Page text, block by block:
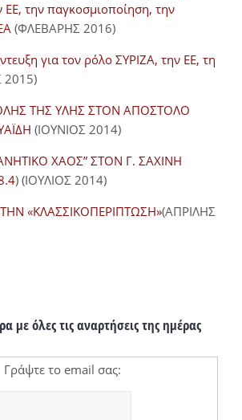
την παγκοσμιοποίηση, την
(ΦΛΕΒΑΡΗΣ 2016)
για τον ρόλο ΣΥΡΙΖΑ, την ΕΕ, τη
2015)
ΤΗΣ ΥΛΗΣ ΣΤΟΝ ΑΠΟΣΤΟΛΟ
(ΙΟΥΝΙΟΣ 2014)
ΧΑΟΣ” ΣΤΟΝ Γ. ΣΑΧΙΝΗ
) (ΙΟΥΛΙΟΣ 2014)
«ΚΛΑΣΣΙΚΟΠΕΡΙΠΤΩΣΗ»(ΑΠΡΙΛΗΣ
με όλες τις αναρτήσεις της ημέρας
Γράψτε το email σας: